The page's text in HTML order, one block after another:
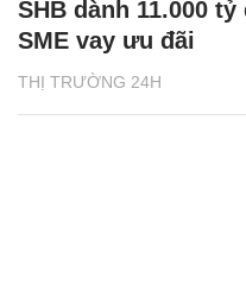
THỊ TRƯỜNG 24H
SHB dành 11.000
SME vay ưu đãi